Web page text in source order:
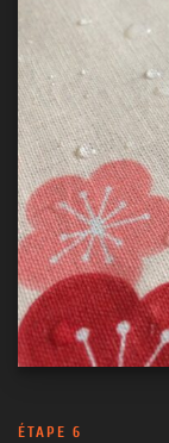
ÉTAPE 6